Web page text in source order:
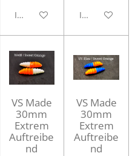
In den WarenkorbIn den
VS Made
30mm
Extrem
Auftreibe
nd
VS Made
30mm
Extrem
Auftreibe
nd